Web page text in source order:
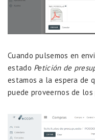
Cuando pulsemos en
estado Petición de
estamos a la espera de
puede proveernos de